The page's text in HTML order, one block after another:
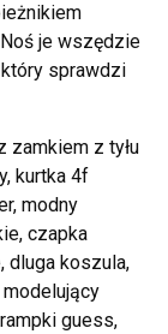
je wszędzie
sprawdzi
zamkiem z tyłu
kurtka 4f
modny
czapka
dluga koszula,
guess,